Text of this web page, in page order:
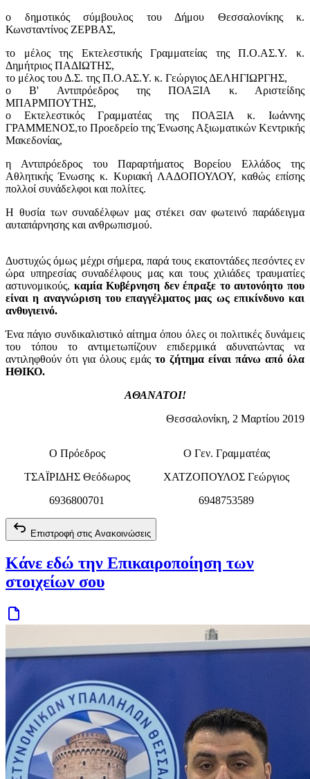
ο δημοτικός σύμβουλος του Δήμου Θεσσαλονίκης κ.
Κωνσταντίνος ΖΕΡΒΑΣ,
το μέλος της Εκτελεστικής Γραμματείας της Π.Ο.ΑΣ.Υ. κ.
Δημήτριος ΠΑΔΙΩΤΗΣ,
το μέλος του Δ.Σ. της Π.Ο.ΑΣ.Υ. κ. Γεώργιος ΔΕΛΗΓΙΩΡΓΗΣ,
ο Β' Αντιπρόεδρος της ΠΟΑΞΙΑ κ. Αριστείδης
ΜΠΑΡΜΠΟΥΤΗΣ,
ο Εκτελεστικός Γραμματέας της ΠΟΑΞΙΑ κ. Ιωάννης
ΓΡΑΜΜΕΝΟΣ,το Προεδρείο της Ένωσης Αξιωματικών Κεντρικής
Μακεδονίας,
η Αντιπρόεδρος του Παραρτήματος Βορείου Ελλάδος της
Αθλητικής Ένωσης κ. Κυριακή ΛΑΔΟΠΟΥΛΟΥ, καθώς επίσης
πολλοί συνάδελφοι και πολίτες.
Η θυσία των συναδέλφων μας στέκει σαν φωτεινό παράδειγμα
αυταπάρνησης και ανθρωπισμού.
Δυστυχώς όμως μέχρι σήμερα, παρά τους εκατοντάδες πεσόντες εν
ώρα υπηρεσίας συναδέλφους μας και τους χιλιάδες τραυματίες
αστυνομικούς, καμία Κυβέρνηση δεν έπραξε το αυτονόητο που
είναι η αναγνώριση του επαγγέλματος μας ως επικίνδυνο και
ανθυγιεινό.
Ένα πάγιο συνδικαλιστικό αίτημα όπου όλες οι πολιτικές δυνάμεις
του τόπου το αντιμετωπίζουν επιδερμικά αδυνατώντας να
αντιληφθούν ότι για όλους εμάς το ζήτημα είναι πάνω από όλα
ΗΘΙΚΟ.
ΑΘΑΝΑΤΟΙ!
Θεσσαλονίκη, 2 Μαρτίου 2019
Ο Πρόεδρος
ΤΣΑΪΡΙΔΗΣ Θεόδωρος
6936800701
Ο Γεν. Γραμματέας
ΧΑΤΖΟΠΟΥΛΟΣ Γεώργιος
6948753589
Επιστροφή στις Ανακοινώσεις
Κάνε εδώ την Επικαιροποίηση των
στοιχείων σου